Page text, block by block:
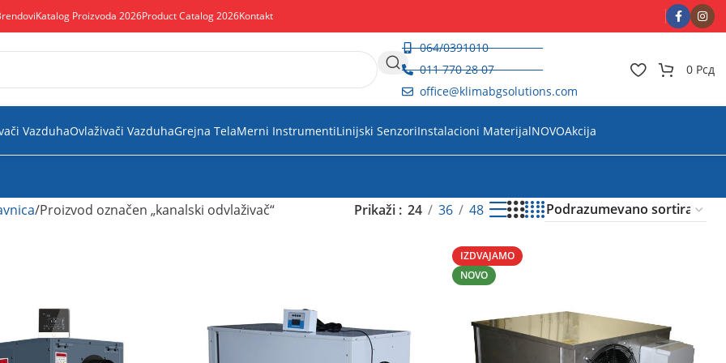
Katalog Proizvoda 2026Product Catalog 2026Kontakt
064/0391010
011 770 28 07
office@klimabgsolutions.com
0 Рсд
VazduhaOvlaživači VazduhaGrejna TelaMerni InstrumentiLinijski SenzoriInstalacioni MaterijalNOVOAkcija
Proizvod označen „kanalski odvlaživač“ Prikaži 24 36 48
IZDVAJAMO
NOVO